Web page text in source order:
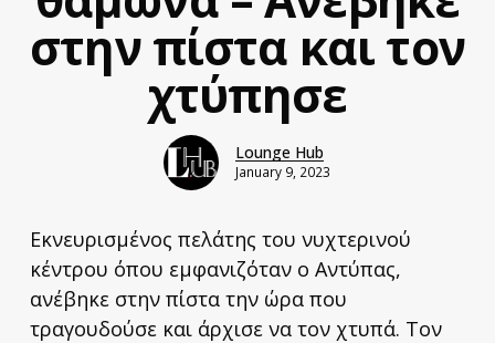
στην πίστα και τον
χτύπησε
Lounge Hub
January 9, 2023
Εκνευρισμένος πελάτης του νυχτερινού
κέντρου όπου εμφανιζόταν ο Αντύπας,
ανέβηκε στην πίστα την ώρα που
τραγουδούσε και άρχισε να τον χτυπά. Τον